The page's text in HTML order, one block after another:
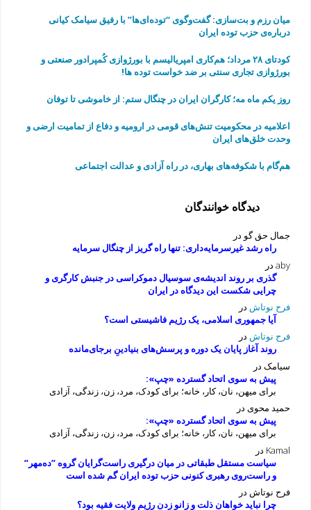
میان رزم و بت‌سازی: گفت‌وگوی “توده‌ای‌ها” با رفیق سیامک کیانی
درباره‌ی حزب توده ایران
کودتای ۲۸ مرداد؛ هم‌کاری امپریالیسم با بورژوازی کُمپرادور صنعتی و
بورژوازی تجاری سنتی بر ضد خواست توده ها!
روز یکم ماه مه؛ کارگران ایران در چنگال ستم: از خاموشی تا توفان
اعلامیه در محکومیت تنش‌های قومی در ارومیه و دفاع از تمامیت ارضی و
وحدت خلق‌های ایران
هم‌گام با شکوفه‌های بهاری، در راه آزادی و عدالت اجتماعی
دیدگاه خوانندگان
جمال حق گو در
راه رشد غیرسرمایه‌داری: تنها راه گریز از چنگال سرمایه
abyدر
گذری بر روند اندیشه‌ی سوسیال دموکراسی در جنبش کارگری و
چرایی شکست این دیدگاه در ایران
فرح نوتاش در
آیا جمهوری اسلامی، یک رژیم فاشیستی است؟
فرح نوتاش در
روند آغاز پایان یک دوره و پرسش‌های بنیادینِ برجای‌مانده
سیامکدر
پیش به سوی اتحاد گسترده «چپ»:
برای میهن، نان، کار، خانه؛ برای کودک، مرد، زن، زندگی، آزادی
حمید محویدر
پیش به سوی اتحاد گسترده «چپ»:
برای میهن، نان، کار، خانه؛ برای کودک، مرد، زن، زندگی، آزادی
Kamal در
سیاست مستقل طبقاتی در میان درگیری راست‌گرایان گروه ”ده‌مهر”
و راست‌روی رهبری کنونی حزب توده ایران گم شده است
فرح نوتاش در
چرا نباید خواهان ذلت و زانو زدن رژیم ولایت فقیه بود؟